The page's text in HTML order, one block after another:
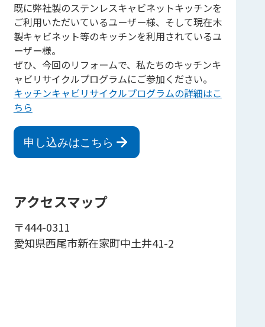
既に弊社製のステンレスキャビネットキッチンを
ご利用いただいているユーザー様、そして現在木
製キャビネット等のキッチンを利用されているユ
ーザー様。
ぜひ、今回のリフォームで、私たちのキッチンキ
ャビリサイクルプログラムにご参加ください。
キッチンキャビリサイクルプログラムの詳細はこ
ちら
申し込みはこちら
アクセスマップ
〒444-0311
愛知県西尾市新在家町中土井41-2